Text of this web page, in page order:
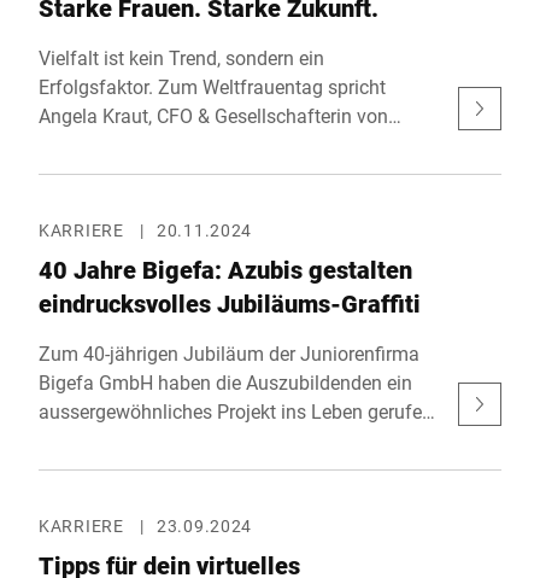
Starke Frauen. Starke Zukunft.
Vielfalt ist kein Trend, sondern ein
Erfolgsfaktor. Zum Weltfrauentag spricht
Angela Kraut, CFO & Gesellschafterin von
Chancengleichheit – und warum es darauf
zu fördern und zu stärken.
KARRIERE | 20.11.2024
40 Jahre Bigefa: Azubis gestalten
eindrucksvolles Jubiläums-Graffiti
Zum 40-jährigen Jubiläum der Juniorenfirma
Bigefa GmbH haben die Auszubildenden ein
aussergewöhnliches Projekt ins Leben gerufen:
Seemann entstand im Juli eine
Team ein Kunstwerk zu schaffen, das nicht nur
als bleibende Erinnerung an dieses besondere
KARRIERE | 23.09.2024
Tipps für dein virtuelles